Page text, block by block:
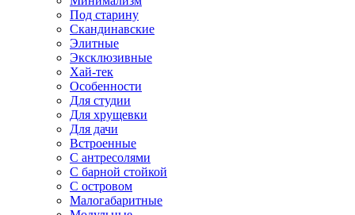
Под старину
Скандинавские
Элитные
Эксклюзивные
Хай-тек
Особенности
Для студии
Для хрущевки
Для дачи
Встроенные
С антресолями
С барной стойкой
С островом
Малогабаритные